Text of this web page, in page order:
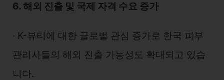
6. 해외 진출 및 국제 자격 수요 증가
∙ K-뷰티에 대한 글로벌 관심 증가로 한국 피부
관리사들의 해외 진출 가능성도 확대되고 있습
니다.